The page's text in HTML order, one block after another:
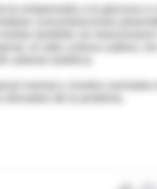
empeorada a la glucosa o
normal y niveles normales